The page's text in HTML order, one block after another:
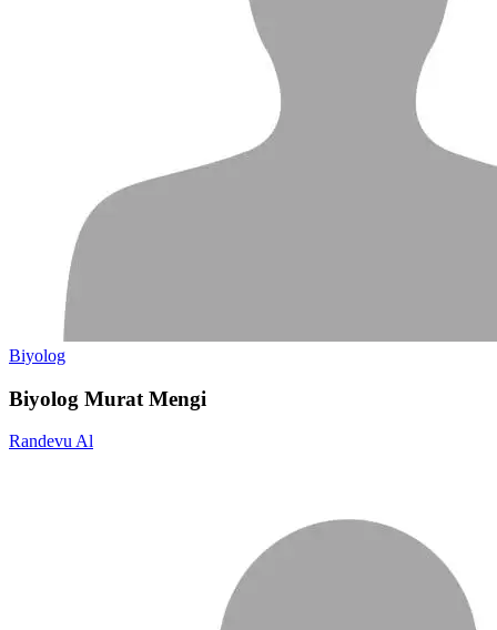
Biyolog
Biyolog Murat Mengi
Randevu Al